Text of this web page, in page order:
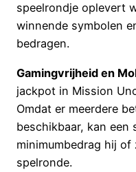
speelrondje oplevert
winnende symbolen
bedragen.
Gamingvrijheid en
jackpot in Mission
Omdat er meerdere
beschikbaar, kan een
minimumbedrag hij
spelronde.